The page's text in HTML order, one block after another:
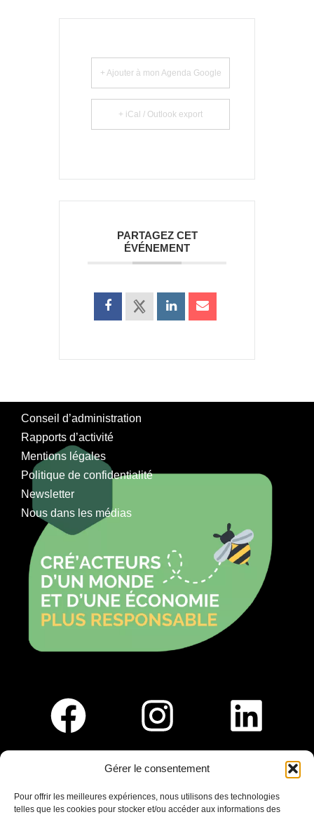
Gérer le consentement
Pour offrir les meilleures expériences, nous utilisons des technologies
telles que les cookies pour stocker et/ou accéder aux informations des
+ Ajouter à mon Agenda Google
+ iCal / Outlook export
PARTAGEZ CET
ÉVÉNEMENT
Conseil d’administration
Rapports d’activité
Mentions légales
Politique de confidentialité
Newsletter
Nous dans les médias
Saint-Germain-En-Laye